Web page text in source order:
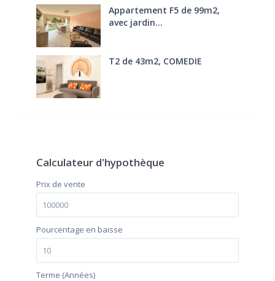
Appartement F5 de 99m2,
avec jardin...
T2 de 43m2, COMEDIE
Calculateur d'hypothèque
Prix ​​de vente
Pourcentage en baisse
Terme (Années)